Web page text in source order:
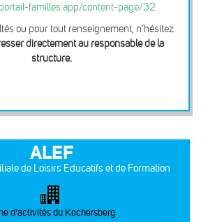
familles.app/content-page/32
ou pour tout renseignement, n’hésitez
directement au responsable de la
structure.
ALEF
de Loisirs Educatifs et de Formation
d’activités du Kochersberg